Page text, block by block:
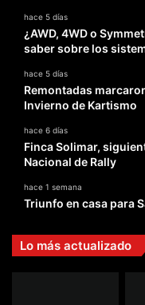
hace 5 días
¿AWD, 4WD o
saber sobre los
hace 5 días
Remontadas
Invierno de Kartismo
hace 6 días
Finca Solimar,
Nacional de Rally
hace 1 semana
Triunfo en casa para
Lo más actualizado